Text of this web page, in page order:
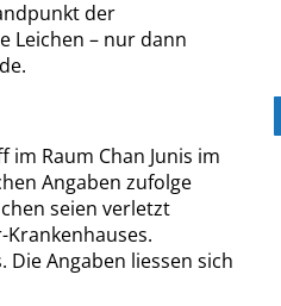
der
Leichen – nur dann
Raum Chan Junis im
Angaben zufolge
seien verletzt
Angaben liessen sich